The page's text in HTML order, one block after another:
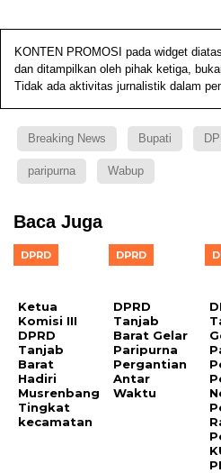
KONTEN PROMOSI pada widget
dan ditampilkan oleh pihak ketiga,
Tidak ada aktivitas jurnalistik dalam
Breaking News Bupati
paripurna Wabup
Baca Juga
DPRD
Ketua
Komisi III
DPRD
Tanjab
Barat
Hadiri
Musrenbang
Tingkat
kecamatan
DPRD
DPRD
Tanjab
Barat Gelar
Paripurna
Pergantian
Antar
Waktu